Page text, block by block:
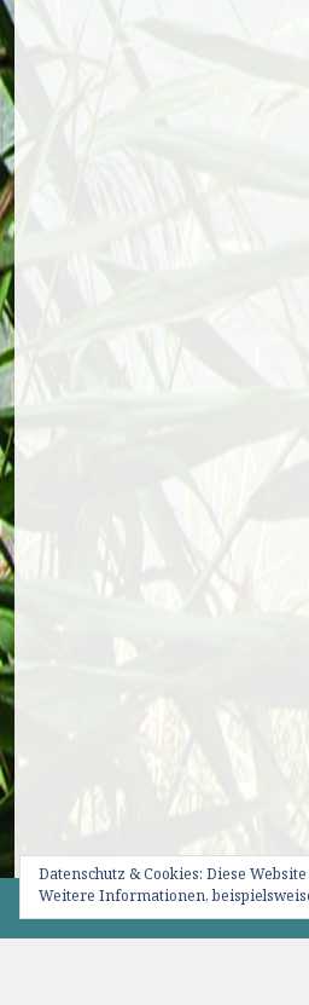
Datenschutz & Cookies: Diese
Weitere Informationen,